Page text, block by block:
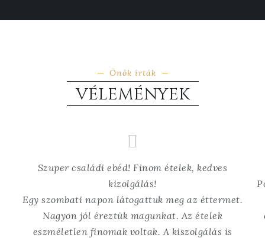
Önök írták
VÉLEMÉNYEK
Szuper családi ebéd! Finom ételek, kedves
kizolgálás!
Egy szombati napon látogattuk meg az éttermet.
Nagyon jól éreztük magunkat. Az ételek
eszméletlen finomak voltak. A kiszolgálás is